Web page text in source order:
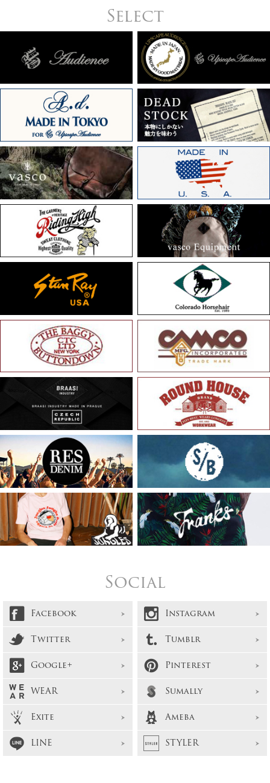
Select
Social
Facebook
Instagram
Twitter
Tumblr
Google+
Pinterest
WEAR
Sumally
Exite
Ameba
LINE
STYLER